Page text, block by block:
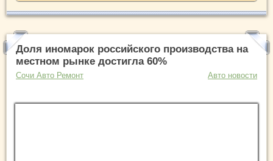
Доля иномарок российского производства на
местном рынке достигла 60%
Сочи Авто Ремонт Авто новости